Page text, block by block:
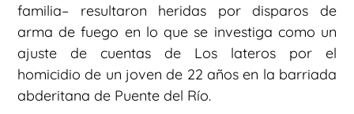
familia– resultaron heridas por disparos de
arma de fuego en lo que se investiga como un
ajuste de cuentas de Los lateros por el
homicidio de un joven de 22 años en la barriada
abderitana de Puente del Río.